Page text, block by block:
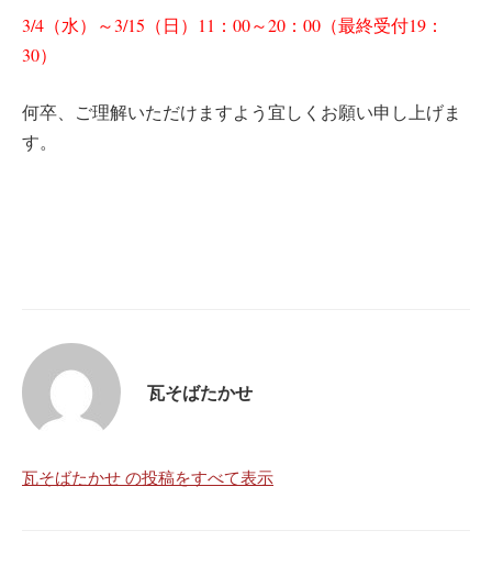
3/4（水）～3/15（日）11：00～20：00（最終受付19：
30）
何卒、ご理解いただけますよう宜しくお願い申し上げま
す。
瓦そばたかせ
瓦そばたかせ の投稿をすべて表示